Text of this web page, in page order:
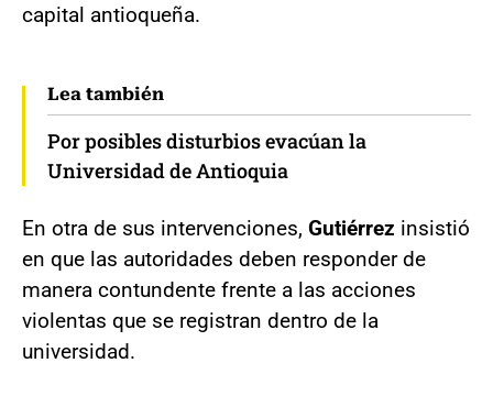
capital antioqueña.
Lea también
Por posibles disturbios evacúan la
Universidad de Antioquia
En otra de sus intervenciones, Gutiérrez insistió
en que las autoridades deben responder de
manera contundente frente a las acciones
violentas que se registran dentro de la
universidad.